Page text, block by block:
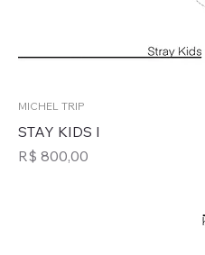
MICHEL TRIP
STAY KIDS I
Preço
R$ 800,00